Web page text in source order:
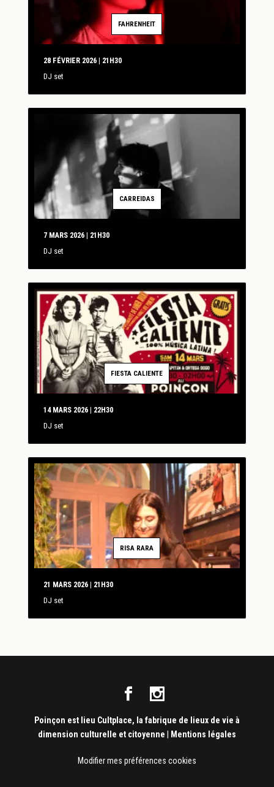
FAHRENHEIT
28 FÉVRIER 2026 | 21H30
DJ set
CARREIDAS
7 MARS 2026 | 21H30
DJ set
FIESTA CALIENTE
14 MARS 2026 | 22H30
DJ set
RISA RARA
21 MARS 2026 | 21H30
DJ set
Poinçon est lieu Cultplace, la fabrique de lieux de vie à
dimension culturelle et citoyenne
Mentions légales
Modifier mes préférences cookies